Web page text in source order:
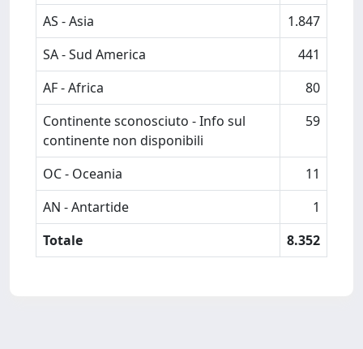
AS - Asia
1.847
SA - Sud America
441
AF - Africa
80
Continente sconosciuto - Info sul
continente non disponibili
59
OC - Oceania
11
AN - Antartide
1
Totale
8.352